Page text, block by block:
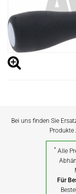
Bei uns finden Sie
Produkte
* Alle
Für